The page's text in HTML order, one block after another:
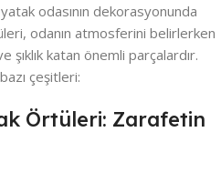
odasının dekorasyonunda
odanın atmosferini belirlerken
şıklık katan önemli parçalardır.
çeşitleri:
Örtüleri: Zarafetin